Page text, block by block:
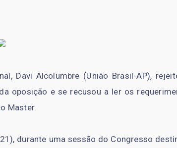
Davi Alcolumbre (União Brasil-AP),
oposição e se recusou a ler os
Master.
durante uma sessão do Congresso